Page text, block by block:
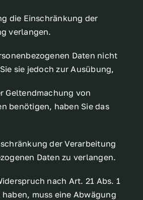
die Einschränkung der
verlangen.
Daten nicht
sie jedoch zur Ausübung,
Geltendmachung von
benötigen, haben Sie das
der Verarbeitung
Daten zu verlangen.
nach Art. 21 Abs. 1
haben, muss eine Abwägung